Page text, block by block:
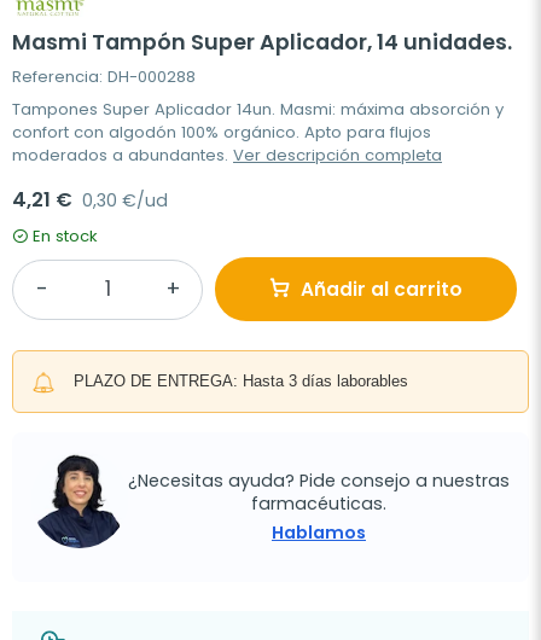
Masmi Tampón Super Aplicador, 14 unidades.
Referencia: DH-000288
Tampones Super Aplicador 14un. Masmi: máxima absorción y
confort con algodón 100% orgánico. Apto para flujos
moderados a abundantes. Ver descripción completa
4,21 € 0,30 €/ud
En stock
Añadir al carrito
PLAZO DE ENTREGA: Hasta 3 días laborables
¿Necesitas ayuda? Pide consejo a nuestras
farmacéuticas.
Hablamos